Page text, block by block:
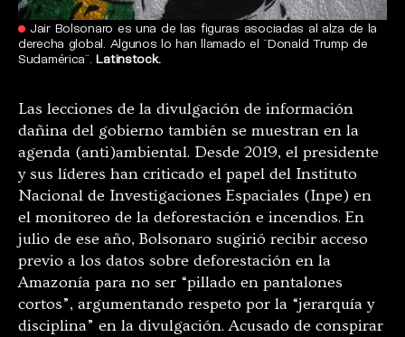
Jair Bolsonaro es una de las figuras asociadas al alza de la
derecha global. Algunos lo han llamado el ¨Donald Trump de
Sudamérica¨.Latinstock.
Las lecciones de la divulgación de información
dañina del gobierno también se muestran en la
agenda (anti)ambiental. Desde 2019, el presidente
y sus líderes han criticado el papel del Instituto
Nacional de Investigaciones Espaciales (Inpe) en
el monitoreo de la deforestación e incendios. En
julio de ese año, Bolsonaro sugirió recibir acceso
previo a los datos sobre deforestación en la
Amazonía para no ser “pillado en pantalones
cortos”, argumentando respeto por la “jerarquía y
disciplina” en la divulgación. Acusado de conspirar